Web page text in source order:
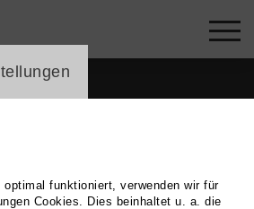
optimal funktioniert, verwenden wir für
Cookies. Dies beinhaltet u. a. die